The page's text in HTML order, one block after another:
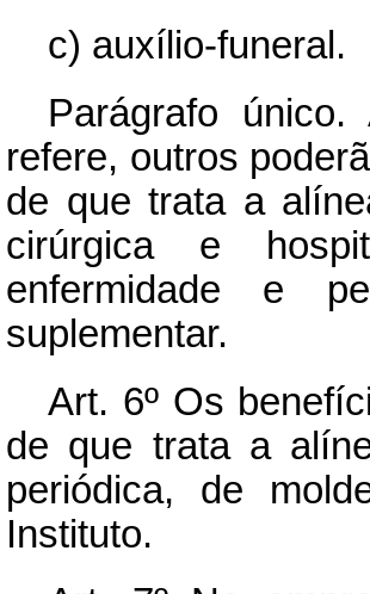
c) auxílio-funeral.
Parágrafo
refere, outros
de que trata a
cirúrgica e
enfermidade e
suplementar.
Art. 6º Os
de que trata a
periódica, de
Instituto.